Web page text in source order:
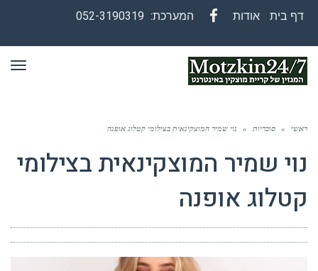
דף בית
אודות
המערכת: 052-3190319
ראשי » סוכריות » נוי שמיר המוצקינאית בצילומי קטלוג אופנה
נוי שמיר המוצקינאית בצילומי
קטלוג אופנה